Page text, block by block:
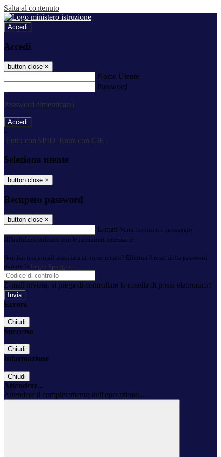
Salta al contenuto
Accedi
Accedi
button close ×
Nome Utente
Password
Password dimenticata?
-
Entra con SPID
Entra con CIE
Seleziona utente
button close ×
Recupero password
button close ×
E-mail Verrà inviato un messaggio
all'indirizzo indicato con le istruzioni necessarie.
Non hai una e-mail associata al nome utente? Effettua il reset della password
tramite la Login Spaggiari
E-mail inviata, si prega di controllare la casella di posta elettronica!
Errore
Chiudi
Successo
Chiudi
Informazione
Chiudi
Attendere...
Attendere il completamento dell'operazione...